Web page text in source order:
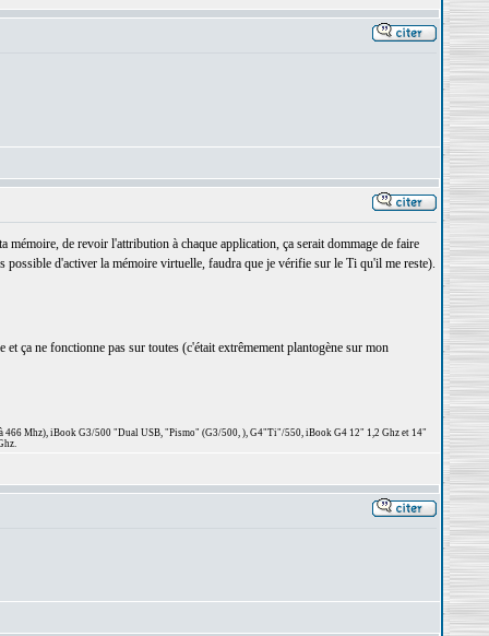
de revoir l'attribution à chaque application, ça serait dommage de faire
d'activer la mémoire virtuelle, faudra que je vérifie sur le Ti qu'il me reste).
ça ne fonctionne pas sur toutes (c'était extrêmement plantogène sur mon
466 Mhz), iBook G3/500 "Dual USB, "Pismo" (G3/500, ), G4"Ti"/550, iBook G4 12" 1,2 Ghz et 14"